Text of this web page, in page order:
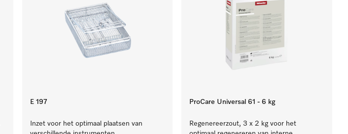
E 197
Inzet voor het optimaal plaatsen van
ProCare Universal 61 - 6 kg
Regenereerzout, 3 x 2 kg voor het